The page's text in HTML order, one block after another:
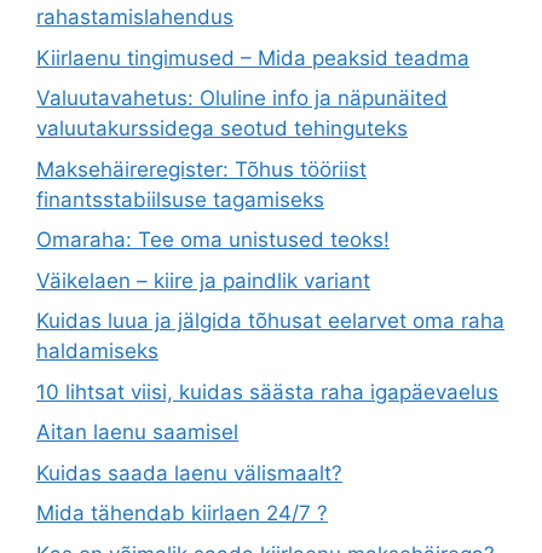
rahastamislahendus
Kiirlaenu tingimused – Mida peaksid teadma
Valuutavahetus: Oluline info ja näpunäited
valuutakurssidega seotud tehinguteks
Maksehäireregister: Tõhus tööriist
finantsstabiilsuse tagamiseks
Omaraha: Tee oma unistused teoks!
Väikelaen – kiire ja paindlik variant
Kuidas luua ja jälgida tõhusat eelarvet oma raha
haldamiseks
10 lihtsat viisi, kuidas säästa raha igapäevaelus
Aitan laenu saamisel
Kuidas saada laenu välismaalt?
Mida tähendab kiirlaen 24/7 ?